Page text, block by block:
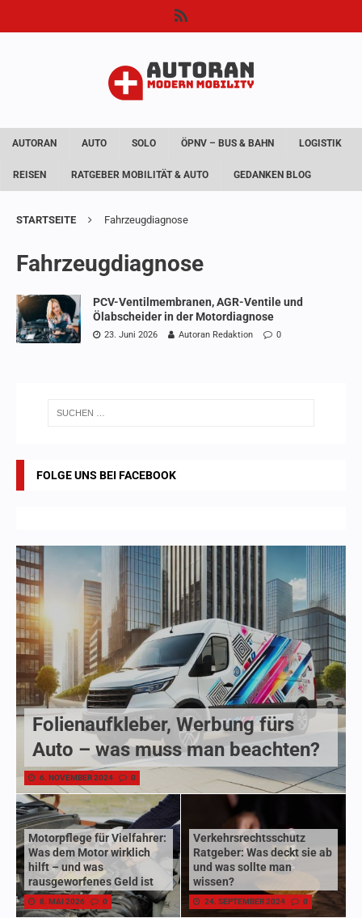
AUTORAN AUTO SOLO ÖPNV – BUS & BAHN LOGISTIK
REISEN RATGEBER MOBILITÄT & AUTO GEDANKEN BLOG
STARTSEITE Fahrzeugdiagnose
Fahrzeugdiagnose
PCV-Ventilmembranen, AGR-Ventile und
Ölabscheider in der Motordiagnose
23. Juni 2026 Autoran Redaktion 0
FOLGE UNS BEI FACEBOOK
Folienaufkleber, Werbung fürs
Auto – was muss man beachten?
6. NOVEMBER 2024 0
Motorpflege für Vielfahrer:
Was dem Motor wirklich
hilft – und was
rausgeworfenes Geld ist
8. MAI 2026 0
Verkehrsrechtsschutz
Ratgeber: Was deckt sie ab
und was sollte man
wissen?
24. SEPTEMBER 2024 0